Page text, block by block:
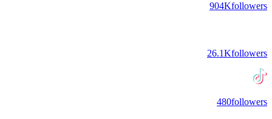
904Kfollowers
26.1Kfollowers
480followers